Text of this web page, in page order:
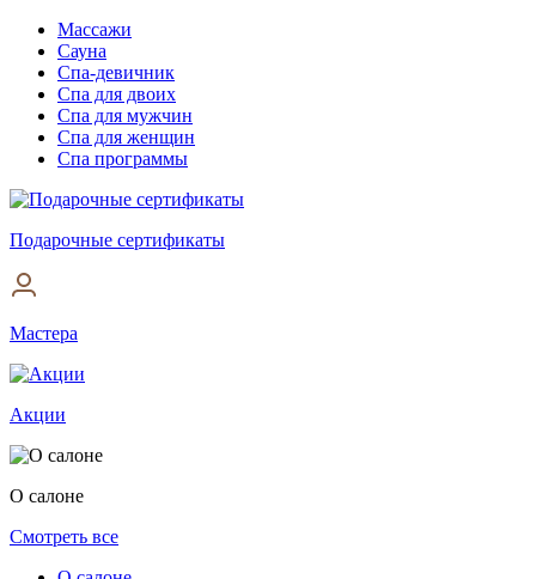
Массажи
Сауна
Спа-девичник
Спа для двоих
Спа для мужчин
Спа для женщин
Спа программы
Подарочные сертификаты
Мастера
Акции
О салоне
Смотреть все